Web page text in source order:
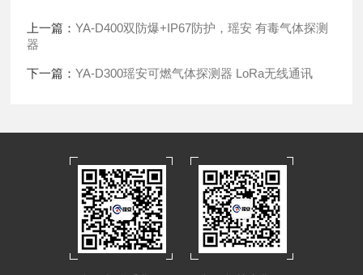
上一篇：YA-D400双防爆+IP67防护，瑶安 有毒气体探测
器
下一篇：YA-D300瑶安可燃气体探测器 LoRa无线通讯